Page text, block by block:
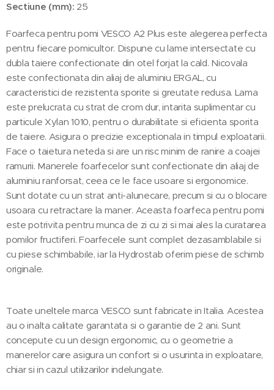
Sectiune (mm): 25
Foarfeca pentru pomi VESCO A2 Plus este alegerea perfecta
pentru fiecare pomicultor. Dispune cu lame intersectate cu
dubla taiere confectionate din otel forjat la cald. Nicovala
este confectionata din aliaj de aluminiu ERGAL, cu
caracteristici de rezistenta sporite si greutate redusa. Lama
este prelucrata cu strat de crom dur, intarita suplimentar cu
particule Xylan 1010, pentru o durabilitate si eficienta sporita
de taiere. Asigura o precizie exceptionala in timpul exploatarii.
Face o taietura neteda si are un risc minim de ranire a coajei
ramurii. Manerele foarfecelor sunt confectionate din aliaj de
aluminiu ranforsat, ceea ce le face usoare si ergonomice.
Sunt dotate cu un strat anti-alunecare, precum si cu o blocare
usoara cu retractare la maner. Aceasta foarfeca pentru pomi
este potrivita pentru munca de zi cu zi si mai ales la curatarea
pomilor fructiferi. Foarfecele sunt complet dezasamblabile si
cu piese schimbabile, iar la Hydrostab oferim piese de schimb
originale.
Toate uneltele marca VESCO sunt fabricate in Italia. Acestea
au o inalta calitate garantata si o garantie de 2 ani. Sunt
concepute cu un design ergonomic, cu o geometrie a
manerelor care asigura un confort si o usurinta in exploatare,
chiar si in cazul utilizarilor indelungate.